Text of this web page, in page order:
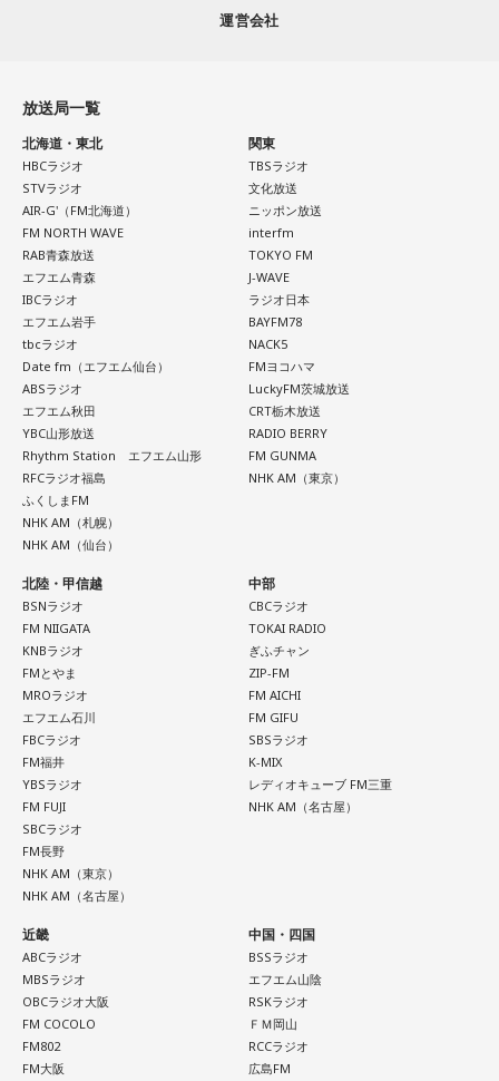
・資格の勉強や新しい習い事を始める
また、六曜の「先勝」は一般的に
め、大切な予定を入れる場合は午前中を選ぶという考え方も
あります。
なお、これらは古くから伝わる暦の考え方であり、運気の上
昇や成果を保証するものではありません。自分の予定やライ
フスタイルに合わせて、無理のない範囲で取り入れるとよい
でしょう。
■令和8年8月8日の「8」が並ぶ日に注目が集まる理由
2026年8月8日は、「令和8年8月8日」と「8」が並ぶ印象的
な日付です。
数字の「8」は、末広がりの形から縁起の良い数字として親し
まれており、開店日や記念日、イベントの開催日として選ば
れることもあります。
ただし、「8」が並ぶこと自体が暦上の吉日を意味するわけで
はありません。
2026年8月8日は、こうした縁起の良いイメージに加え、「寅
の日」が重なることから、例年以上に注目を集める可能性が
ある1日といえるでしょう。
■「寅の日」をきっかけに、新しい一歩を踏み出してみよう
2026年8月8日は、寅の日と先勝が重なる開運日です。さら
に、「令和8年8月8日」と「8」が並ぶ覚えやすい日付である
ことから、縁起を意識する人にとっても印象深い一日となり
そうです。
一方で、暦は古くから受け継がれてきた考え方の一つであ
り、幸運や成功を約束するものではありません。
「新しい財布を使い始める」「旅行へ出発する」「新たな目
標を立てる」など、自分にとって前向きな一歩を踏み出すき
っかけとして、無理のない範囲で暦を取り入れてみるのもよ
いでしょう。
ただし、財布を新調したからといって金運の上昇が保証され
寅の日は、金運にまつわる吉日として紹介されることが多い
ため、宝くじを購入するタイミングとして意識する人もいま
す。
一方で、宝くじの当選を保証するものではありません。「縁
起の良い日に買いたい」という気持ちから、暦を参考にする
人もいるという考え方です。
■2026年8月8日に旅行へ行くのは？
寅の日は、「千里行って千里帰る」という言い伝えから、旅
行や出張にも縁起が良い日とされています。
夏休み期間中ということもあり、旅行や帰省を予定している
人にとっては、暦を意識するきっかけになるかもしれませ
ん。
もちろん、安全な旅行のためには、天候や交通情報を確認
し、余裕を持ったスケジュールを立てることが何より大切で
す。
■2026年8月8日に向いているとされること
2026年8月8日は、寅の日と先勝が重なる日です。暦を意識す
る人の中には、次のような予定をこの日に合わせる人もいま
す。
・財布を新調する、または使い始める
・銀行口座を開設する
・旅行や帰省、出張へ出発する
・神社へ参拝する
・仕事や趣味の新たな目標を立てる
また、六曜の「先勝」は一般的に午前中が吉
め、大切な予定を入れる場合は午前中を選ぶという考え方も
あります。
最高の演奏を、本当にありがとうございました。（埼玉県 18
＊
大森：ありがとうございます！ 花火すごかったですね！
若井：すごかったよ！ ステージからの景色も花火も最高でし
たけれど。
藤澤：そうだよね！
大森：「ダーリン」で、本編ラストで花火が上がるというの
は結構すごいです。「ケセラセラ」って今まででも花火が上
がったりというか、大きい演出ってすごく親和性があると思
うのだけれど。
「ダーリン」でというのはやっぱりミュージックビデオがあ
あいう感じだったから、すごくみんな受け入れられるという
か良かったのかなと思うのだけれど。バラード曲で花火って
結構僕の中では「おー、そっかそうか」となって。演出チー
ムと話を進めていったんだよね！
若井：めちゃくちゃ素敵だったね！
大森：プレイリストも公開されていますので、ぜひ聴いてほ
しいね！
藤澤：楽しんでください！
若井：ありがとう！
（写真左から）Mrs. GREEN APPLE大森元貴、藤澤涼架、若
井滉斗
＜番組概要＞
番組名：SCHOOL OF LOCK!
放送日時：月曜～木曜 22:00～23:55／金曜 22:00～22:55
パーソナリティ：アンジー校長（アンジェリーナ1/3・
Gacharic Spin）、たんぼ教頭（溝上たんぼ）
運営会社
放送局一覧
北海道・東北
HBCラジオ
STVラジオ
AIR-G'（FM北海道）
FM NORTH WAVE
RAB青森放送
エフエム青森
IBCラジオ
エフエム岩手
tbcラジオ
Date fm（エフエム仙台）
ABSラジオ
エフエム秋田
YBC山形放送
Rhythm Station エフエム山形
RFCラジオ福島
ふくしまFM
NHK AM（札幌）
NHK AM（仙台）
関東
TBSラジオ
文化放送
ニッポン放送
interfm
TOKYO FM
J-WAVE
ラジオ日本
BAYFM78
NACK5
FMヨコハマ
LuckyFM茨城放送
CRT栃木放送
RADIO BERRY
FM GUNMA
NHK AM（東京）
北陸・甲信越
BSNラジオ
FM NIIGATA
KNBラジオ
FMとやま
MROラジオ
エフエム石川
FBCラジオ
FM福井
YBSラジオ
FM FUJI
SBCラジオ
FM長野
NHK AM（東京）
NHK AM（名古屋）
中部
CBCラジオ
TOKAI RADIO
ぎふチャン
ZIP-FM
FM AICHI
FM GIFU
SBSラジオ
K-MIX
レディオキューブ FM三重
NHK AM（名古屋）
近畿
ABCラジオ
MBSラジオ
OBCラジオ大阪
FM COCOLO
FM802
FM大阪
中国・四国
BSSラジオ
エフエム山陰
RSKラジオ
ＦＭ岡山
RCCラジオ
広島FM